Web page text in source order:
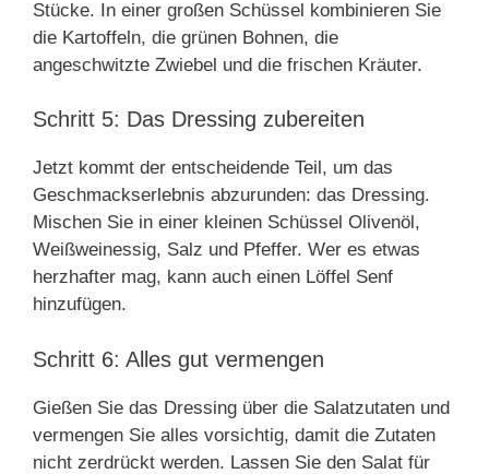
Stücke. In einer großen Schüssel kombinieren Sie
die Kartoffeln, die grünen Bohnen, die
angeschwitzte Zwiebel und die frischen Kräuter.
Schritt 5: Das Dressing zubereiten
Jetzt kommt der entscheidende Teil, um das
Geschmackserlebnis abzurunden: das Dressing.
Mischen Sie in einer kleinen Schüssel Olivenöl,
Weißweinessig, Salz und Pfeffer. Wer es etwas
herzhafter mag, kann auch einen Löffel Senf
hinzufügen.
Schritt 6: Alles gut vermengen
Gießen Sie das Dressing über die Salatzutaten und
vermengen Sie alles vorsichtig, damit die Zutaten
nicht zerdrückt werden. Lassen Sie den Salat für